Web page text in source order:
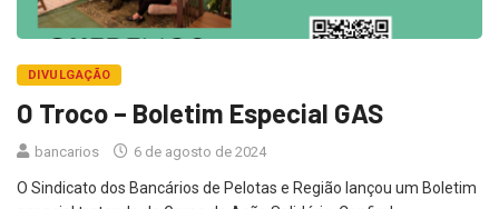
DIVULGAÇÃO
O Troco – Boletim Especial GAS
bancarios 6 de agosto de 2024
O Sindicato dos Bancários de Pelotas e Região lançou um Boletim